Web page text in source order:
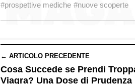
#prospettive mediche #nuove scoperte
← ARTICOLO PRECEDENTE
Cosa Succede se Prendi
Viagra? Una Dose di Prudenza